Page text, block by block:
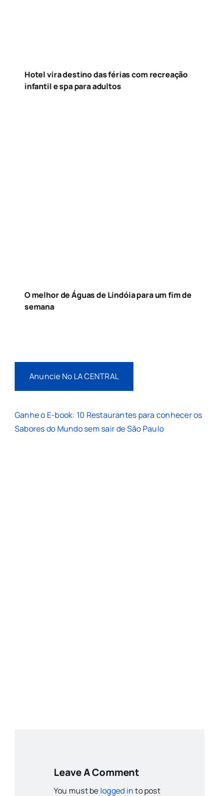
Hotel vira destino das férias com recreação
infantil e spa para adultos
O melhor de Águas de Lindóia para um fim de
semana
Anuncie No LA CENTRAL
Ganhe o E-book: 10 Restaurantes para conhecer os
Sabores do Mundo sem sair de São Paulo
Leave A Comment
You must be logged into post